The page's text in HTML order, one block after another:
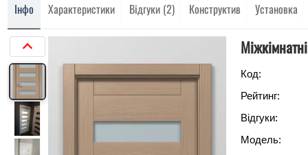
Інфо Характеристики Відгуки (2) Конструктив Установка
Код:
Рейтинг:
Відгуки:
Модель: